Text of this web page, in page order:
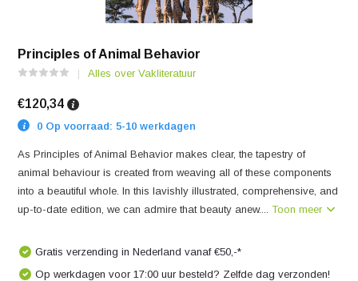
Principles of Animal Behavior
Alles over Vakliteratuur
€120,34
0 Op voorraad: 5-10 werkdagen
As Principles of Animal Behavior makes clear, the tapestry of
animal behaviour is created from weaving all of these components
into a beautiful whole. In this lavishly illustrated, comprehensive, and
up-to-date edition, we can admire that beauty anew....Toon meer
Gratis verzending in Nederland vanaf €50,-*
Op werkdagen voor 17:00 uur besteld? Zelfde dag verzonden!